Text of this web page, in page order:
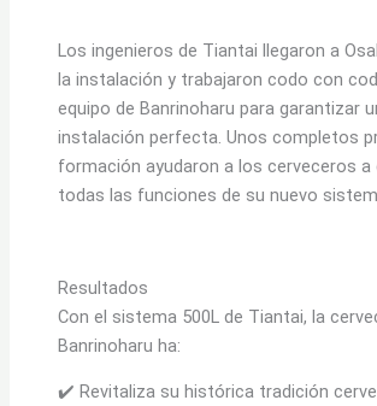
Los ingenieros de Tiantai llegaron a
la instalación y trabajaron codo con
equipo de Banrinoharu para garantizar
instalación perfecta. Unos completos
formación ayudaron a los cerveceros a
todas las funciones de su nuevo
Resultados
Con el sistema 500L de Tiantai, la
Banrinoharu ha:
✔️ Revitaliza su histórica tradición